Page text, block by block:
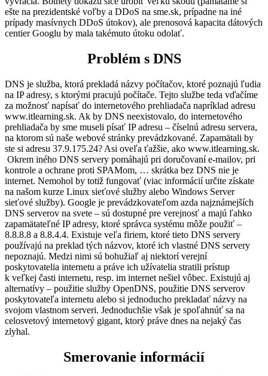
ešte na prezidentské voľby a DDoS na sme.sk, prípadne na iné
prípady masívnych DDoS útokov), ale prenosová kapacita dátových
centier Googlu by mala takémuto útoku odolať.
Problém s DNS
DNS je služba, ktorá prekladá názvy počítačov, ktoré poznajú ľudia
na IP adresy, s ktorými pracujú počítače. Tejto službe teda vďačíme
za možnosť napísať do internetového prehliadača napríklad adresu
www.itlearning.sk. Ak by DNS neexistovalo, do internetového
prehliadača by sme museli písať IP adresu – číselnú adresu servera,
na ktorom sú naše webové stránky prevádzkované. Zapamätali by
ste si adresu 37.9.175.24? Asi oveľa ťažšie, ako www.itlearning.sk.
Okrem iného DNS servery pomáhajú pri doručovaní e-mailov, pri
kontrole a ochrane proti SPAMom, … skrátka bez DNS nie je
internet. Nemohol by totiž fungovať (viac informácií určite získate
na našom kurze Linux sieťové služby alebo Windows Server
sieťové služby). Google je prevádzkovateľom azda najznámejších
DNS serverov na svete – sú dostupné pre verejnosť a majú ľahko
zapamätateľné IP adresy, ktoré správca systému môže použiť –
8.8.8.8 a 8.8.4.4. Existuje veľa firiem, ktoré tieto DNS servery
používajú na preklad tých názvov, ktoré ich vlastné DNS servery
nepoznajú. Medzi nimi sú bohužiaľ aj niektorí verejní
poskytovatelia internetu a práve ich užívatelia stratili prístup
k veľkej časti internetu, resp. im internet nešiel vôbec. Existujú aj
alternatívy – použitie služby OpenDNS, použitie DNS serverov
poskytovateľa internetu alebo si jednoducho prekladať názvy na
svojom vlastnom serveri. Jednoduchšie však je spoľahnúť sa na
celosvetový internetový gigant, ktorý práve dnes na nejaký čas
zlyhal.
Smerovanie informácií